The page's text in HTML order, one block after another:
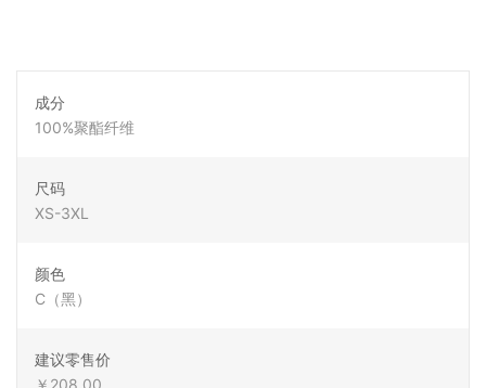
成分
100%聚酯纤维
尺码
XS-3XL
颜色
C（黑）
建议零售价